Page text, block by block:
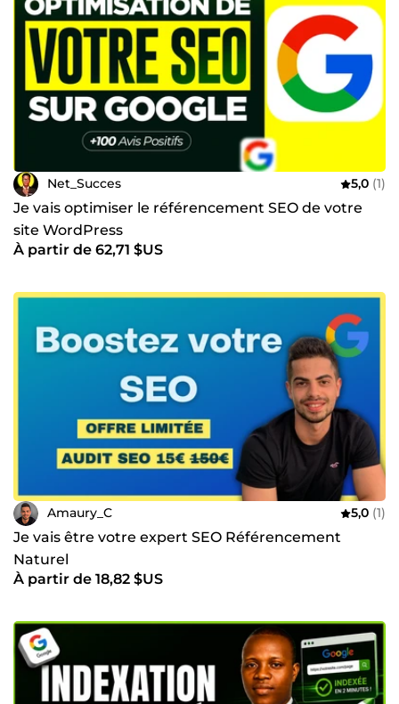
Net_Succes 5,0 (1)
Je vais optimiser le référencement SEO de votre
site WordPress
À partir de 62,71 $US
Amaury_C 5,0 (1)
Je vais être votre expert SEO Référencement
Naturel
À partir de 18,82 $US